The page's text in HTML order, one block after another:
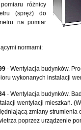
różnicy
(spręż) do
na pomiar
normami:
- Wentylacja budynków.
wykonanych instalacji
- Wentylacja budynków.
wentylacji mieszkań.
zmiany strumienia
poprzez urządzenie